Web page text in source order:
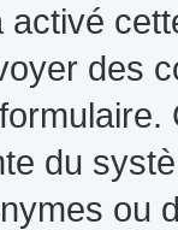
activé
des
du
ou